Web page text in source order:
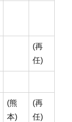
(再
任)
(熊
本)
(再
任)